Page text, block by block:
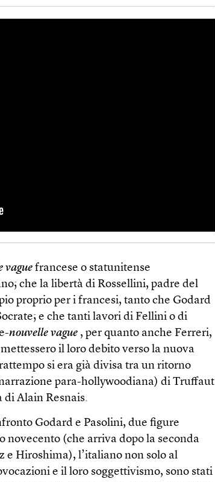
vague francese o statunitense
che la libertà di Rossellini, padre del
proprio per i francesi, tanto che Godard
e che tanti lavori di Fellini o di
nouvelle vague , per quanto anche Ferreri,
il loro debito verso la nuova
si era già divisa tra un ritorno
para-hollywoodiana) di Truffaut
di Alain Resnais.
Godard e Pasolini, due figure
novecento (che arriva dopo la seconda
e Hiroshima), l’italiano non solo al
e il loro soggettivismo, sono stati